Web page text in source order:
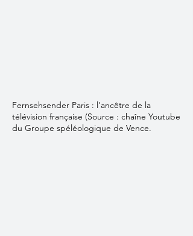
Fernsehsender Paris : l'ancêtre de la
télévision française (Source : chaîne Youtube
du Groupe spéléologique de Vence.